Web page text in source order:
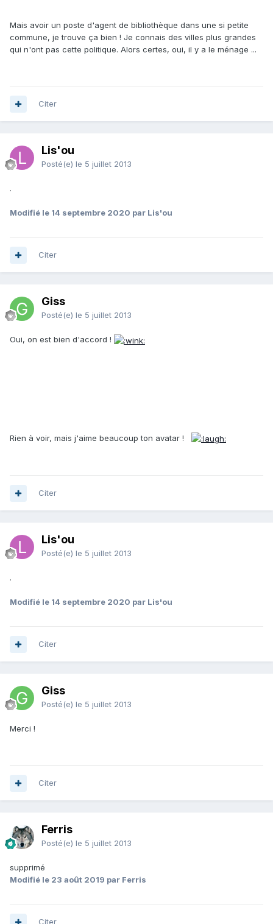
Mais avoir un poste d'agent de bibliothèque dans une si petite
commune, je trouve ça bien ! Je connais des villes plus grandes
qui n'ont pas cette politique. Alors certes, oui, il y a le ménage ...
Citer
Lis'ou
Posté(e) le 5 juillet 2013
.
Modifié le 14 septembre 2020 par Lis'ou
Citer
Giss
Posté(e) le 5 juillet 2013
Oui, on est bien d'accord !
Rien à voir, mais j'aime beaucoup ton avatar !
Citer
Lis'ou
Posté(e) le 5 juillet 2013
.
Modifié le 14 septembre 2020 par Lis'ou
Citer
Giss
Posté(e) le 5 juillet 2013
Merci !
Citer
Ferris
Posté(e) le 5 juillet 2013
supprimé
Modifié le 23 août 2019 par Ferris
Citer